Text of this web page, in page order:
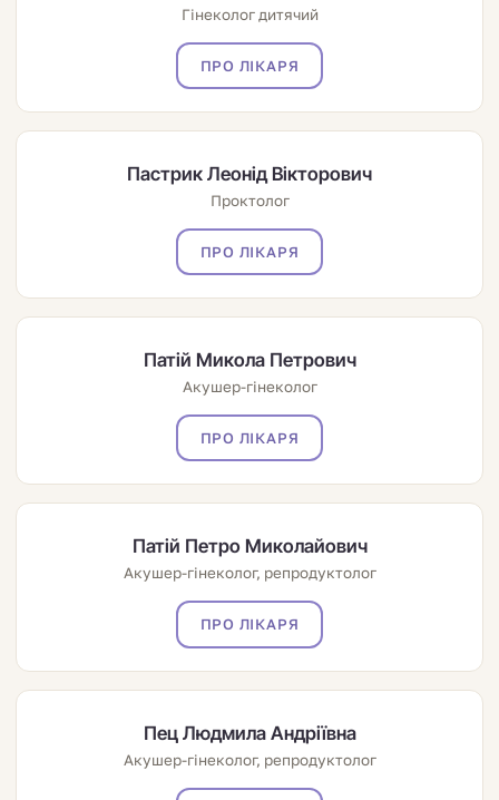
Гінеколог дитячий
ПРО ЛІКАРЯ
Пастрик Леонід Вікторович
Проктолог
ПРО ЛІКАРЯ
Патій Микола Петрович
Акушер-гінеколог
ПРО ЛІКАРЯ
Патій Петро Миколайович
Акушер-гінеколог, репродуктолог
ПРО ЛІКАРЯ
Пец Людмила Андріївна
Акушер-гінеколог, репродуктолог